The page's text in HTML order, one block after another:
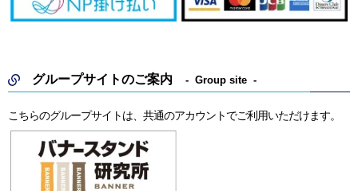
グループサイトのご案内 Group site
こちらのグループサイトは、共通のアカウントでご利用いただけます。